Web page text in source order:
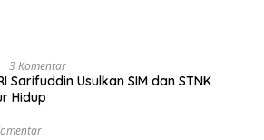
3 Komentar
Sarifuddin Usulkan SIM dan STNK
Hidup